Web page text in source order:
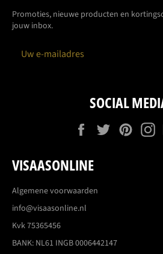
Promoties, nieuwe producten en
jouw inbox.
SOCIAL
FacebookTwitter
VISAASONLINE
Algemene voorwaarden
info@visaasonline.nl
Kvk 75365456
BANK: NL61 INGB 0006442147